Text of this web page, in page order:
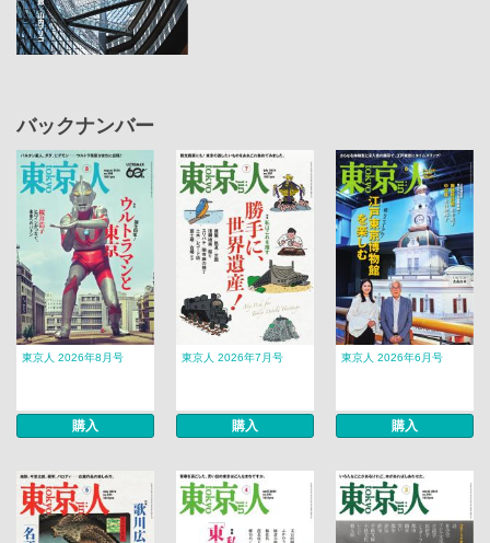
バックナンバー
東京人 2026年8月号
購入
東京人 2026年7月号
購入
東京人 2026年6月号
購入